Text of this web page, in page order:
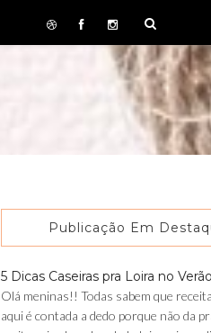
Publicação Em
5 Dicas Caseiras pra Loira no Verão
Olá meninas!! Todas sabem que
aqui é contada a dedo porque não da